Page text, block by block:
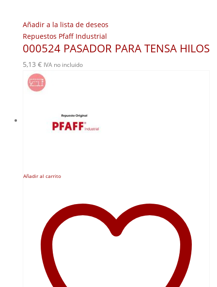
Añadir a la lista de deseos
Repuestos Pfaff Industrial
000524 PASADOR PARA TENSA HILOS
5,13 € IVA no incluido
Añadir al carrito